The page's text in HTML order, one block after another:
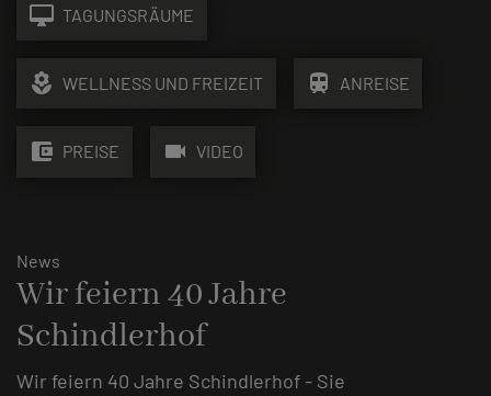
desktop_mac TAGUNGSRÄUME
local_florist WELLNESS UND FREIZEIT train ANREISE
account_balance_wallet PREISE videocam VIDEO
News
Wir feiern 40 Jahre
Schindlerhof
Wir feiern 40 Jahre Schindlerhof - Sie